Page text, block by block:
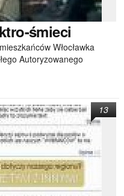
śmieci
Włocławka
Autoryzowanego
13